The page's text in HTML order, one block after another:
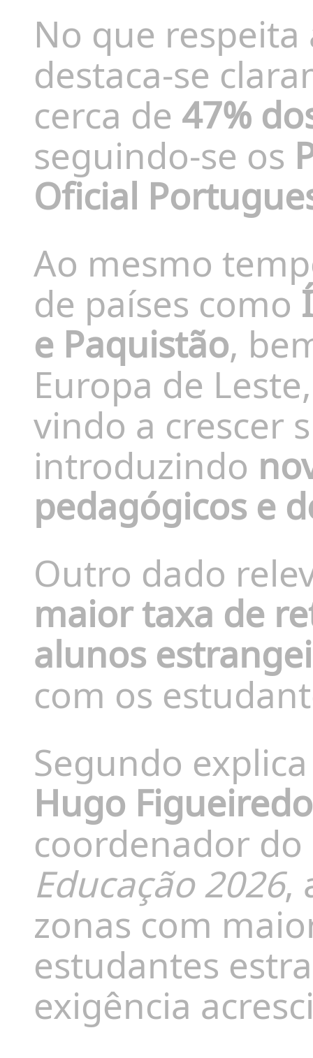
No que
destaca-se
cerca de47%
seguindo-se os
Oficial
Ao mesmo
de países como
e Paquistão,
Europa de
vindo a crescer
introduzindo
pedagógicos e
Outro dado
maior taxa de
alunos
com os
Segundo
Hugo Figueiredo
coordenador
Educação 2026,
zonas com
estudantes
exigência